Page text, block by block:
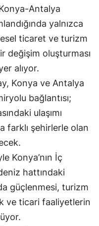
Antalya
yalnızca
ticaret ve turizm
değişim oluşturması
alıyor.
Konya ve Antalya
bağlantısı;
ulaşımı
farklı şehirlerle olan
Konya’nın İç
hattındaki
güçlenmesi, turizm
ve ticari faaliyetlerin